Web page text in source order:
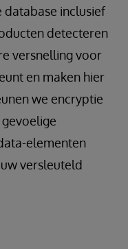
inclusief
detecteren
versnelling voor
en maken hier
we encryptie
elementen
versleuteld